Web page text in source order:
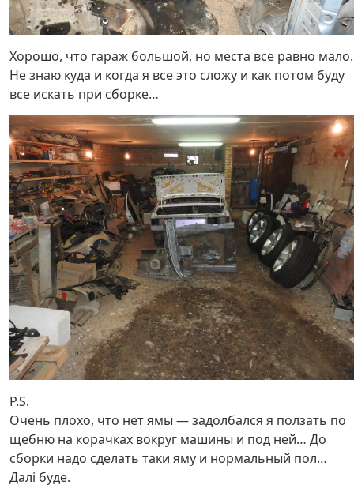
Хорошо, что гараж большой, но места все равно
Не знаю куда и когда я все это сложу и как потом буду
все искать при сборке…
P.S.
Очень плохо, что нет ямы — задолбался я ползать по
щебню на корачках вокруг машины и под ней… До
сборки надо сделать таки яму и нормальный пол…
Далі буде.